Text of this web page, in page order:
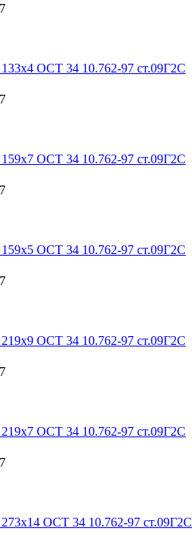
ОСТ 34 10.762-97 ст.09Г2С
ОСТ 34 10.762-97 ст.09Г2С
ОСТ 34 10.762-97 ст.09Г2С
ОСТ 34 10.762-97 ст.09Г2С
ОСТ 34 10.762-97 ст.09Г2С
ОСТ 34 10.762-97 ст.09Г2С